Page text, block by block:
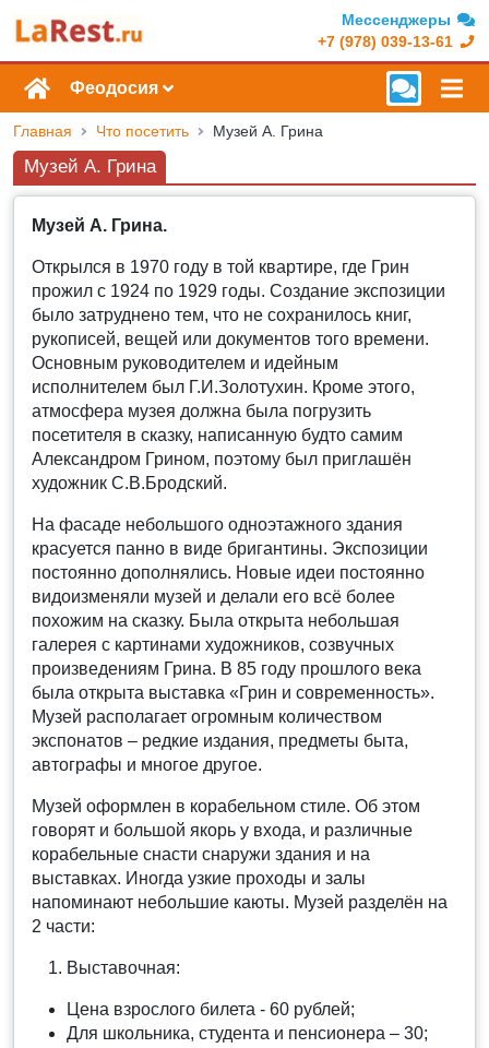
Мессенджеры
+7 (978) 039-13-61
Феодосия
Главная Что посетить Музей А. Грина
Музей А. Грина
Музей А. Грина.
Открылся в 1970 году в той квартире, где Грин
прожил с 1924 по 1929 годы. Создание экспозиции
было затруднено тем, что не сохранилось книг,
рукописей, вещей или документов того времени.
Основным руководителем и идейным
исполнителем был Г.И.Золотухин. Кроме этого,
атмосфера музея должна была погрузить
посетителя в сказку, написанную будто самим
Александром Грином, поэтому был приглашён
художник С.В.Бродский.
На фасаде небольшого одноэтажного здания
красуется панно в виде бригантины. Экспозиции
постоянно дополнялись. Новые идеи постоянно
видоизменяли музей и делали его всё более
похожим на сказку. Была открыта небольшая
галерея с картинами художников, созвучных
произведениям Грина. В 85 году прошлого века
была открыта выставка «Грин и современность».
Музей располагает огромным количеством
экспонатов – редкие издания, предметы быта,
автографы и многое другое.
Музей оформлен в корабельном стиле. Об этом
говорят и большой якорь у входа, и различные
корабельные снасти снаружи здания и на
выставках. Иногда узкие проходы и залы
напоминают небольшие каюты. Музей разделён на
2 части:
Выставочная:
Цена взрослого билета - 60 рублей;
Для школьника, студента и пенсионера – 30;